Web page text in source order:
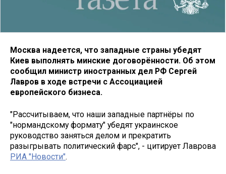
Москва надеется, что западные страны убедят
Киев выполнять минские договорённости. Об этом
сообщил министр иностранных дел РФ Сергей
Лавров в ходе встречи с Ассоциацией
европейского бизнеса.
"Рассчитываем, что наши западные партнёры по
"нормандскому формату" убедят украинское
руководство заняться делом и прекратить
разыгрывать политический фарс", - цитирует Лаврова
РИА "Новости".